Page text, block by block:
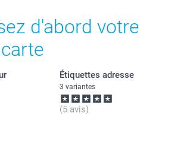
d'abord votre
Étiquettes adresse
3 variantes
(5 avis)